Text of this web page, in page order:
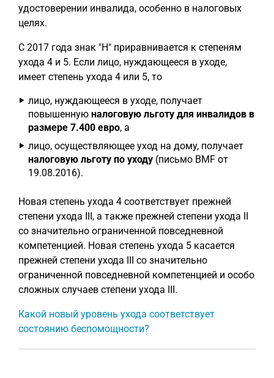
удостоверении инвалида, особенно в налоговых
целях.
С 2017 года знак "H" приравнивается к степеням
ухода 4 и 5. Если лицо, нуждающееся в уходе,
имеет степень ухода 4 или 5, то
лицо, нуждающееся в уходе, получает
повышенную налоговую льготу для инвалидов в
размере 7.400 евро, а
лицо, осуществляющее уход на дому, получает
налоговую льготу по уходу (письмо BMF от
19.08.2016).
Новая степень ухода 4 соответствует прежней
степени ухода III, а также прежней степени ухода II
со значительно ограниченной повседневной
компетенцией. Новая степень ухода 5 касается
прежней степени ухода III со значительно
ограниченной повседневной компетенцией и особо
сложных случаев степени ухода III.
Какой новый уровень ухода соответствует
состоянию беспомощности?